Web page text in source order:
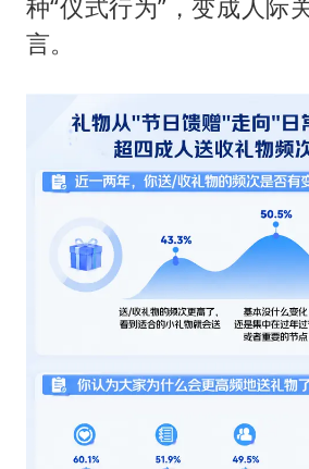
种“仪式行为”，变成人际
言。